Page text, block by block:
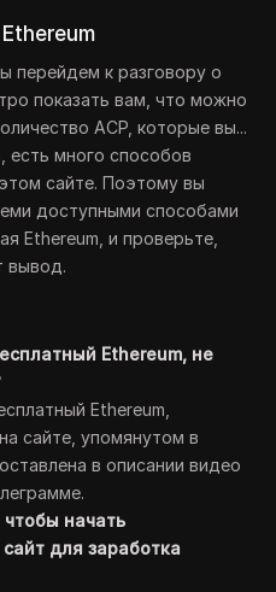
перейдем к разговору о
показать вам, что можно
ACP, которые вы...
есть много способов
сайте. Поэтому вы
доступными способами
Ethereum, и проверьте,
вывод.
Ethereum, не
Ethereum,
сайте, упомянутом в
в описании видео
начать
для заработка